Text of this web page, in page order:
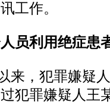
工作。
员利用绝症患
，犯罪嫌疑人
犯罪嫌疑人王